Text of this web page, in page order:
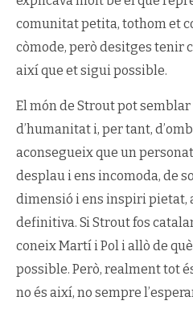
comunitat petita, tothom et
còmode, però desitges tenir
així que et sigui possible.
El món de Strout pot
d’humanitat i, per tant,
aconsegueix que un
desplau i ens incomoda, de
dimensió i ens inspiri pietat,
definitiva. Si Strout fos
coneix Martí i Pol i allò de
possible. Però, realment tot
no és així, no sempre